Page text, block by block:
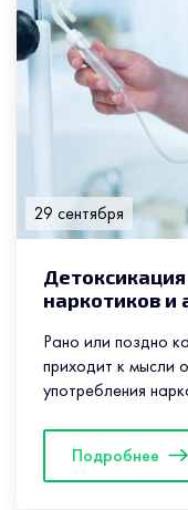
29 сентября
наркотиков и
Рано или поздно
приходит к мысли
употребления
Подробнее